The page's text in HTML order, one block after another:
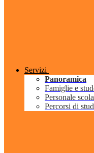
Servizi
Panoramica
Famiglie e
Personale
Percorsi di